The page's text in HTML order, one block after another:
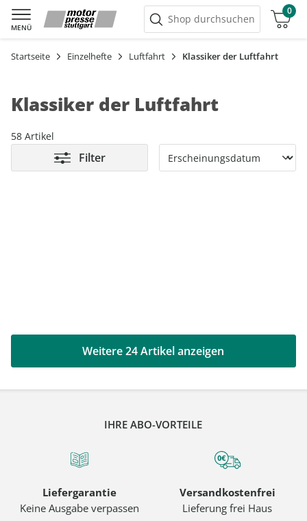
MENÜ
Shop durchsuchen
0
Warenkorb
Startseite Einzelhefte Luftfahrt Klassiker der Luftfahrt
Klassiker der Luftfahrt
58 Artikel
Filter
Weitere 24 Artikel anzeigen
IHRE ABO-VORTEILE
Liefergarantie
Keine Ausgabe verpassen
Versandkostenfrei
Lieferung frei Haus